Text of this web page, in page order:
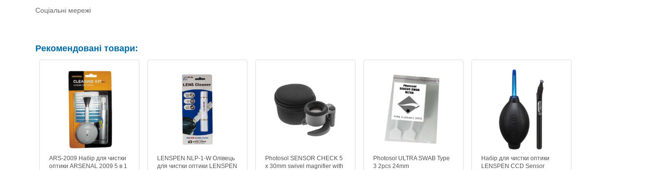
Соціальні мережі
Рекомендовані товари:
ARS-2009 Набір для чистки
оптики ARSENAL 2009 5 в 1
LENSPEN NLP-1-W Олівець
для чистки оптики LENSPEN
Photosol SENSOR CHECK 5
x 30mm swivel magnifier with
Photosol ULTRA SWAB Type
3 2pcs 24mm
Набір для чистки оптики
LENSPEN CCD Sensor